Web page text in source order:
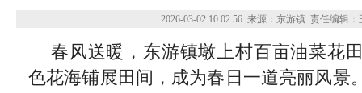
2026-03-02 10:02:56 来源：东游镇 责任编辑：
春风送暖，东游镇墩上村百亩油菜花
色花海铺展田间，成为春日一道亮丽风景